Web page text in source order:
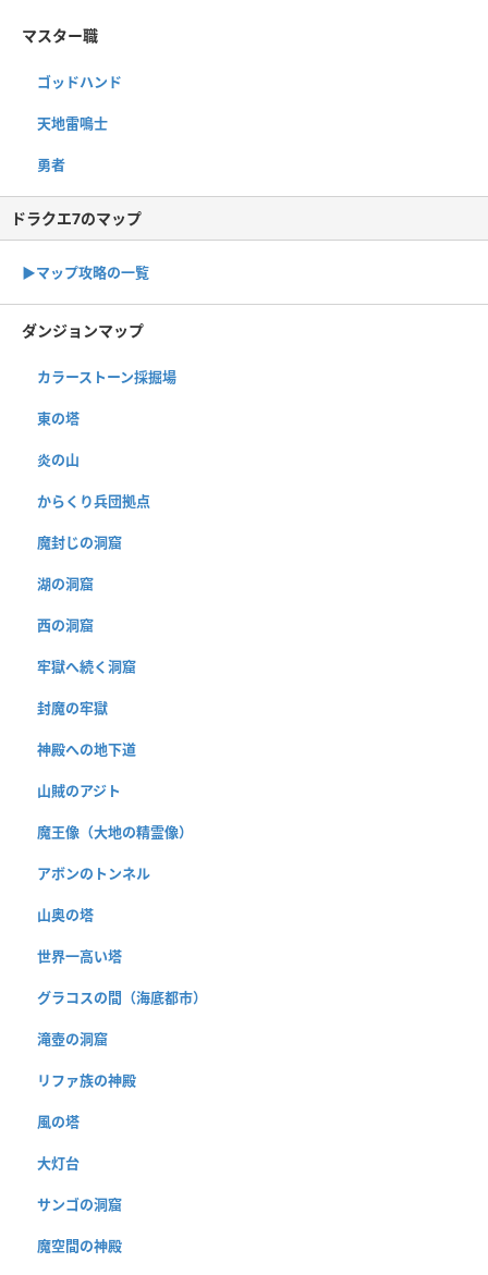
マスター職
ゴッドハンド
天地雷鳴士
勇者
ドラクエ7のマップ
▶︎マップ攻略の一覧
ダンジョンマップ
カラーストーン採掘場
東の塔
炎の山
からくり兵団拠点
魔封じの洞窟
湖の洞窟
西の洞窟
牢獄へ続く洞窟
封魔の牢獄
神殿への地下道
山賊のアジト
魔王像（大地の精霊像）
アボンのトンネル
山奥の塔
世界一高い塔
グラコスの間（海底都市）
滝壺の洞窟
リファ族の神殿
風の塔
大灯台
サンゴの洞窟
魔空間の神殿